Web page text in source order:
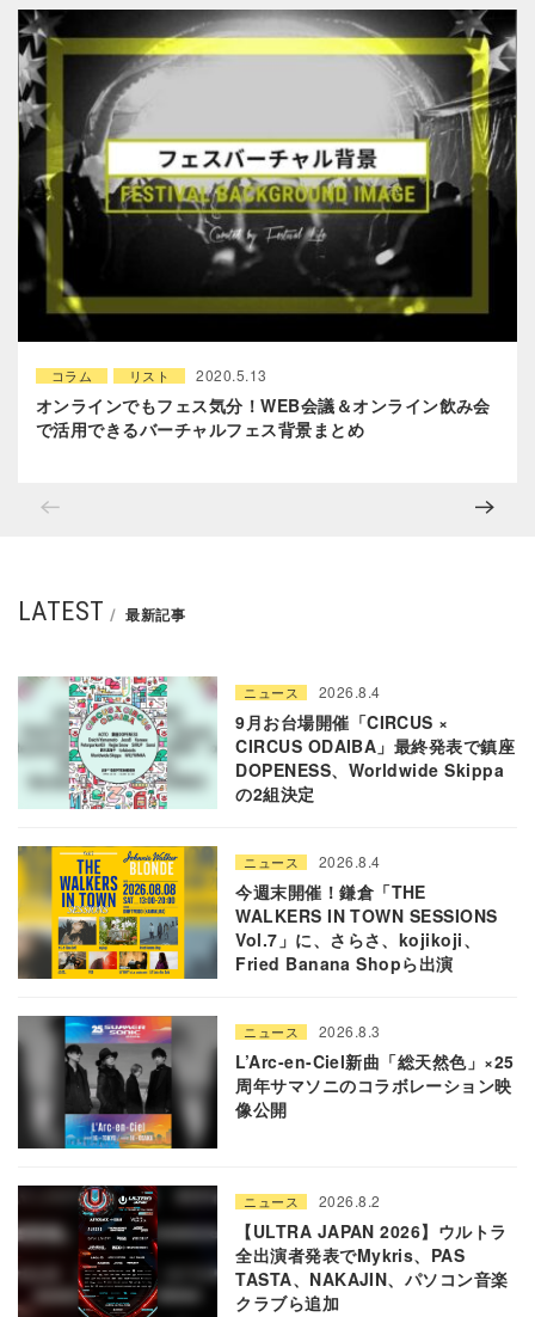
コラム リスト 2020.5.13
オンラインでもフェス気分！WEB会議＆オンライン飲み会
で活用できるバーチャルフェス背景まとめ
LATEST 最新記事
ニュース 2026.8.4
9月お台場開催「CIRCUS ×
CIRCUS ODAIBA」最終発表で鎮座
DOPENESS、Worldwide Skippa
の2組決定
ニュース 2026.8.4
今週末開催！鎌倉「THE
WALKERS IN TOWN SESSIONS
Vol.7」に、さらさ、kojikoji、
Fried Banana Shopら出演
ニュース 2026.8.3
L’Arc-en-Ciel新曲「総天然色」×25
周年サマソニのコラボレーション映
像公開
ニュース 2026.8.2
【ULTRA JAPAN 2026】ウルトラ
全出演者発表でMykris、PAS
TASTA、NAKAJIN、パソコン音楽
クラブら追加